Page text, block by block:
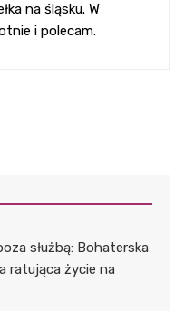
na śląsku. W
i polecam.
służbą: Bohaterska
ratująca życie na